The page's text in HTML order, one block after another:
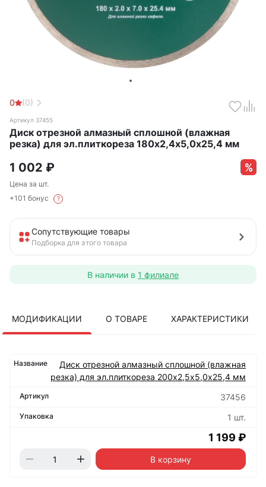
0 (0)
Артикул 37455
Диск отрезной алмазный сплошной (влажная
резка) для эл.плиткореза 180х2,4х5,0х25,4 мм
1 002 ₽
Цена за шт.
+101 бонус
?
Сопутствующие товары
Подборка для этого товара
В наличии в 1 филиале
МОДИФИКАЦИИ О ТОВАРЕ ХАРАКТЕРИСТИКИ
Диск отрезной алмазный сплошной (влажная
резка) для эл.плиткореза 200х2,5х5,0х25,4 мм
37456
1 шт.
1 199 ₽
В корзину